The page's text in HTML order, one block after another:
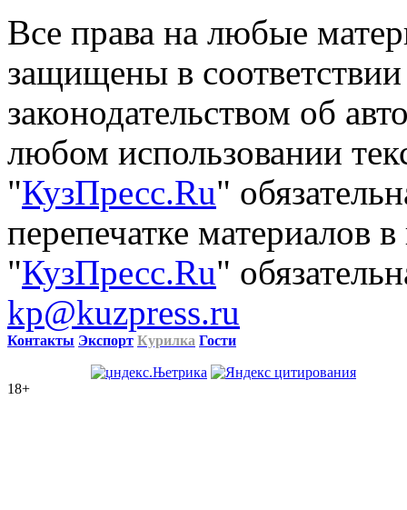
Все права на любые
защищены в
законодательством об
любом использовании
"КузПресс.Ru"
перепечатке материалов
"КузПресс.Ru"
kp@kuzpress.ru
Контакты Экспорт Курилка Гости
18+